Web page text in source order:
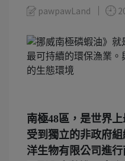
pawpawLand
南極48區，是世界
受到獨立的非政府
洋生物有限公司進